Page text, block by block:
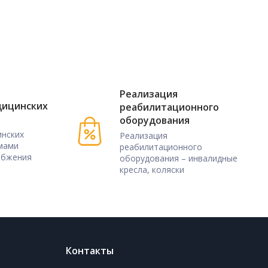
Реализация
реабилитационного
оборудования
Реализация
реабилитационного
оборудования – инвалидные
кресла, коляски
Контакты